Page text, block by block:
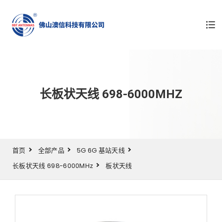
长板状天线 698-6000MHZ
首页 全部产品
5G 6G 基站天线
长板状天线 698-6000MHz
板状天线